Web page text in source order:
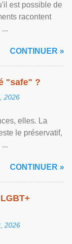
est possible de
racontent
CONTINUER »
"safe" ?
2026
elles. La
le préservatif,
CONTINUER »
2026